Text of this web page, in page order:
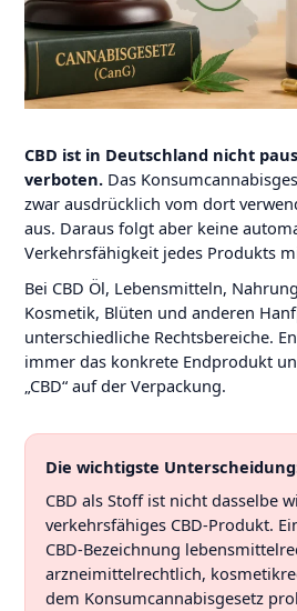
CBD ist in Deutschland nicht
verboten.Das
zwar ausdrücklich vom dort
aus. Daraus folgt aber keine
Verkehrsfähigkeit jedes Produkts
Bei CBD Öl, Lebensmitteln,
Kosmetik, Blüten und anderen
unterschiedliche Rechtsbereiche.
immer das konkrete Endprodukt
„CBD“ auf der Verpackung.
Die wichtigste
CBD als Stoff ist nicht dasselbe
verkehrsfähiges CBD-Produkt.
CBD-Bezeichnung
arzneimittelrechtlich,
dem Konsumcannabisgesetz